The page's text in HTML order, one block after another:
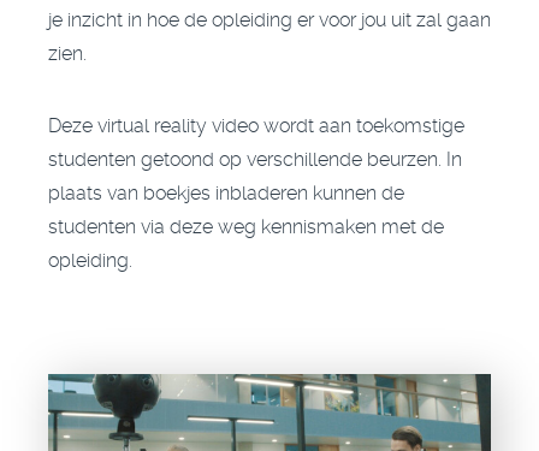
je inzicht in hoe de opleiding er voor jou uit zal gaan
zien.
Deze virtual reality video wordt aan toekomstige
studenten getoond op verschillende beurzen. In
plaats van boekjes inbladeren kunnen de
studenten via deze weg kennismaken met de
opleiding.